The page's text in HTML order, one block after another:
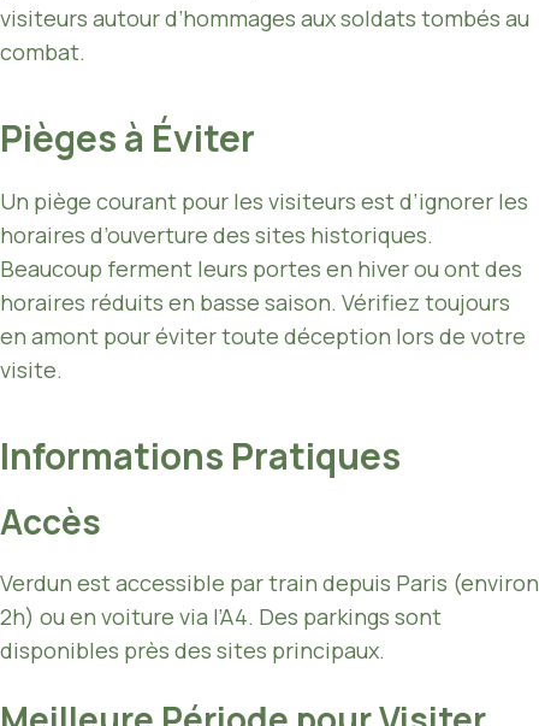
visiteurs autour d’hommages aux soldats tombés au
combat.
Pièges à Éviter
Un piège courant pour les visiteurs est d’ignorer les
horaires d’ouverture des sites historiques.
Beaucoup ferment leurs portes en hiver ou ont des
horaires réduits en basse saison. Vérifiez toujours
en amont pour éviter toute déception lors de votre
visite.
Informations Pratiques
Accès
Verdun est accessible par train depuis Paris (environ
2h) ou en voiture via l’A4. Des parkings sont
disponibles près des sites principaux.